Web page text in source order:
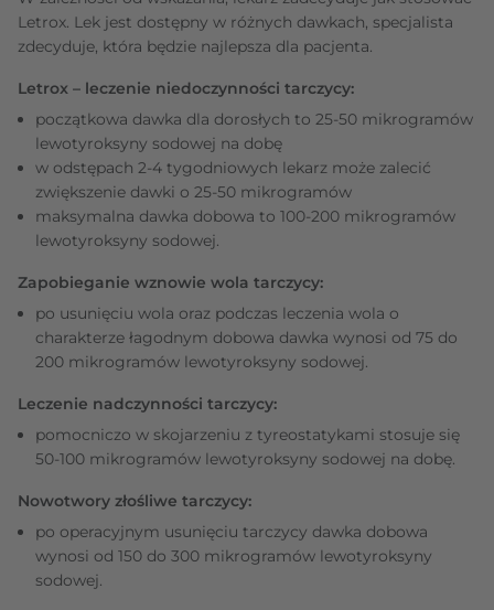
Letrox. Lek jest dostępny w różnych dawkach, specjalista
zdecyduje, która będzie najlepsza dla pacjenta.
Letrox – leczenie niedoczynności tarczycy:
początkowa dawka dla dorosłych to 25-50 mikrogramów
lewotyroksyny sodowej na dobę
w odstępach 2-4 tygodniowych lekarz może zalecić
zwiększenie dawki o 25-50 mikrogramów
maksymalna dawka dobowa to 100-200 mikrogramów
lewotyroksyny sodowej.
Zapobieganie wznowie wola tarczycy:
po usunięciu wola oraz podczas leczenia wola o
charakterze łagodnym dobowa dawka wynosi od 75 do
200 mikrogramów lewotyroksyny sodowej.
Leczenie nadczynności tarczycy:
pomocniczo w skojarzeniu z tyreostatykami stosuje się
50-100 mikrogramów lewotyroksyny sodowej na dobę.
Nowotwory złośliwe tarczycy:
po operacyjnym usunięciu tarczycy dawka dobowa
wynosi od 150 do 300 mikrogramów lewotyroksyny
sodowej.